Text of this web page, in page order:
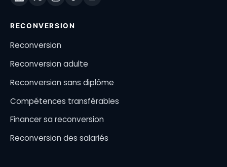
RECONVERSION
Reconversion
Reconversion adulte
Reconversion sans diplôme
Compétences transférables
Financer sa reconversion
Reconversion des salariés